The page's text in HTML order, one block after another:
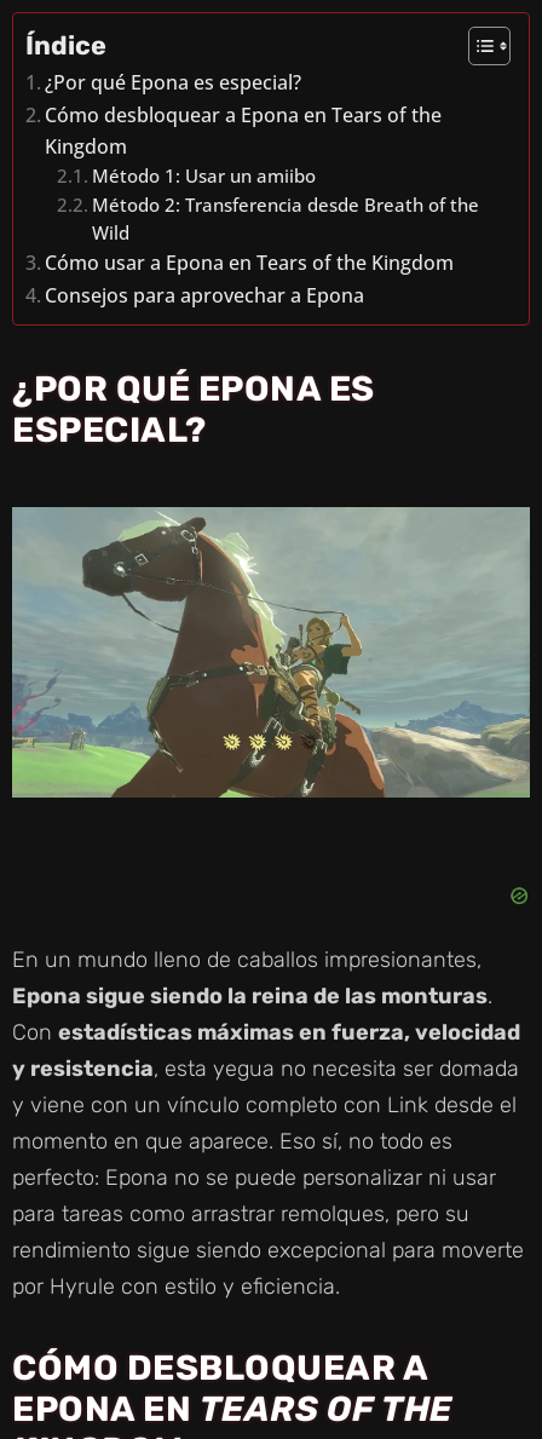
Índice
¿Por qué Epona es especial?
Cómo desbloquear a Epona en Tears of the
Kingdom
Método 1: Usar un amiibo
Método 2: Transferencia desde Breath of the
Wild
Cómo usar a Epona en Tears of the Kingdom
Consejos para aprovechar a Epona
¿POR QUÉ EPONA ES
ESPECIAL?
En un mundo lleno de caballos impresionantes,
Epona sigue siendo la reina de las monturas.
Con estadísticas máximas en fuerza, velocidad
y resistencia, esta yegua no necesita ser domada
y viene con un vínculo completo con Link desde el
momento en que aparece. Eso sí, no todo es
perfecto: Epona no se puede personalizar ni usar
para tareas como arrastrar remolques, pero su
rendimiento sigue siendo excepcional para moverte
por Hyrule con estilo y eficiencia.
CÓMO DESBLOQUEAR A
EPONA EN TEARS OF THE